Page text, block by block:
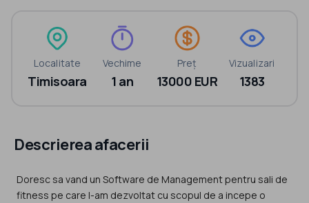
Localitate
Timisoara
Vechime
1 an
Preț
13000 EUR
Vizualizari
1383
Descrierea afacerii
Doresc sa vand un Software de Management pentru sali de
fitness pe care l-am dezvoltat cu scopul de a incepe o